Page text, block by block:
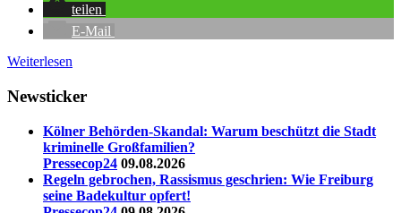
teilen
E-Mail
Weiterlesen
Newsticker
Kölner Behörden-Skandal: Warum beschützt die Stadt
kriminelle Großfamilien?
Pressecop24 09.08.2026
Regeln gebrochen, Rassismus geschrien: Wie Freiburg
seine Badekultur opfert!